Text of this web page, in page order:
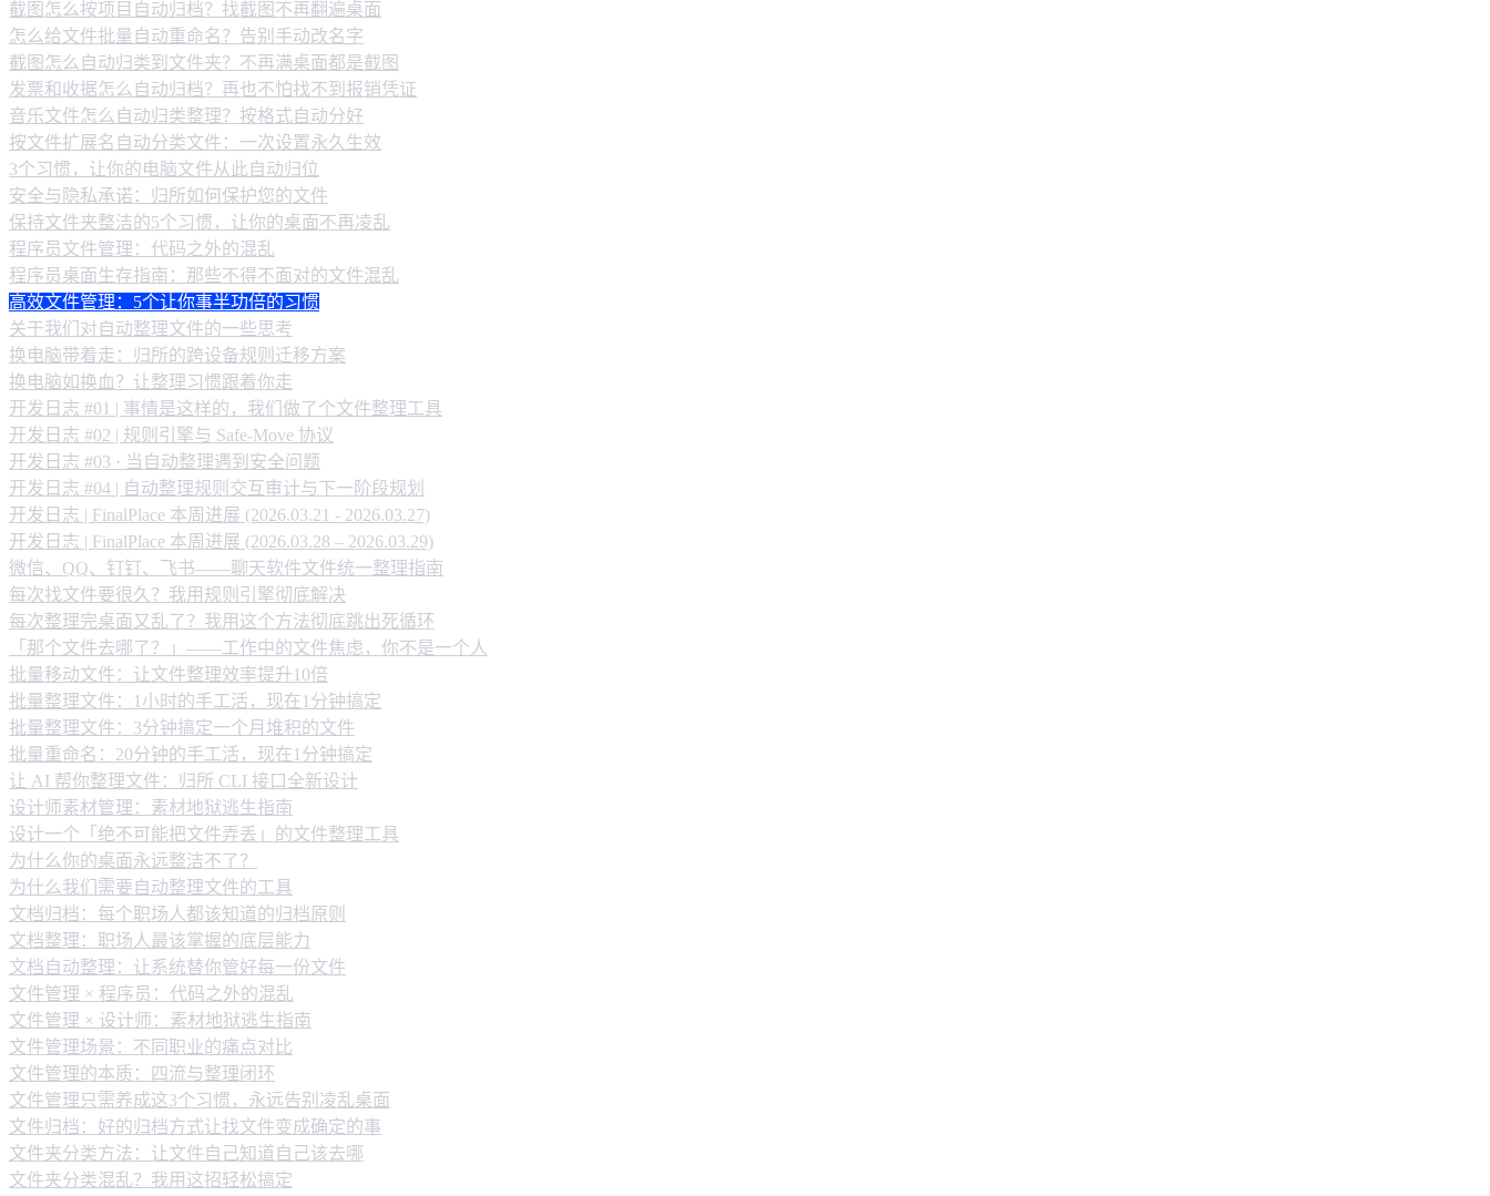
截图怎么按项目自动归档？找截图不再翻遍桌面
怎么给文件批量自动重命名？告别手动改名字
截图怎么自动归类到文件夹？不再满桌面都是截图
发票和收据怎么自动归档？再也不怕找不到报销凭证
音乐文件怎么自动归类整理？按格式自动分好
按文件扩展名自动分类文件：一次设置永久生效
3个习惯，让你的电脑文件从此自动归位
安全与隐私承诺：归所如何保护您的文件
保持文件夹整洁的5个习惯，让你的桌面不再凌乱
程序员文件管理：代码之外的混乱
程序员桌面生存指南：那些不得不面对的文件混乱
高效文件管理：5个让你事半功倍的习惯
关于我们对自动整理文件的一些思考
换电脑带着走：归所的跨设备规则迁移方案
换电脑如换血？让整理习惯跟着你走
开发日志 #01 | 事情是这样的，我们做了个文件整理工具
开发日志 #02 | 规则引擎与 Safe-Move 协议
开发日志 #03 · 当自动整理遇到安全问题
开发日志 #04 | 自动整理规则交互审计与下一阶段规划
开发日志 | FinalPlace 本周进展 (2026.03.21 - 2026.03.27)
开发日志 | FinalPlace 本周进展 (2026.03.28 – 2026.03.29)
微信、QQ、钉钉、飞书——聊天软件文件统一整理指南
每次找文件要很久？我用规则引擎彻底解决
每次整理完桌面又乱了？我用这个方法彻底跳出死循环
「那个文件去哪了？」——工作中的文件焦虑，你不是一个人
批量移动文件：让文件整理效率提升10倍
批量整理文件：1小时的手工活，现在1分钟搞定
批量整理文件：3分钟搞定一个月堆积的文件
批量重命名：20分钟的手工活，现在1分钟搞定
让 AI 帮你整理文件：归所 CLI 接口全新设计
设计师素材管理：素材地狱逃生指南
设计一个「绝不可能把文件弄丢」的文件整理工具
为什么你的桌面永远整洁不了？
为什么我们需要自动整理文件的工具
文档归档：每个职场人都该知道的归档原则
文档整理：职场人最该掌握的底层能力
文档自动整理：让系统替你管好每一份文件
文件管理 × 程序员：代码之外的混乱
文件管理 × 设计师：素材地狱逃生指南
文件管理场景：不同职业的痛点对比
文件管理的本质：四流与整理闭环
文件管理只需养成这3个习惯，永远告别凌乱桌面
文件归档：好的归档方式让找文件变成确定的事
文件夹分类方法：让文件自己知道自己该去哪
文件夹分类混乱？我用这招轻松搞定